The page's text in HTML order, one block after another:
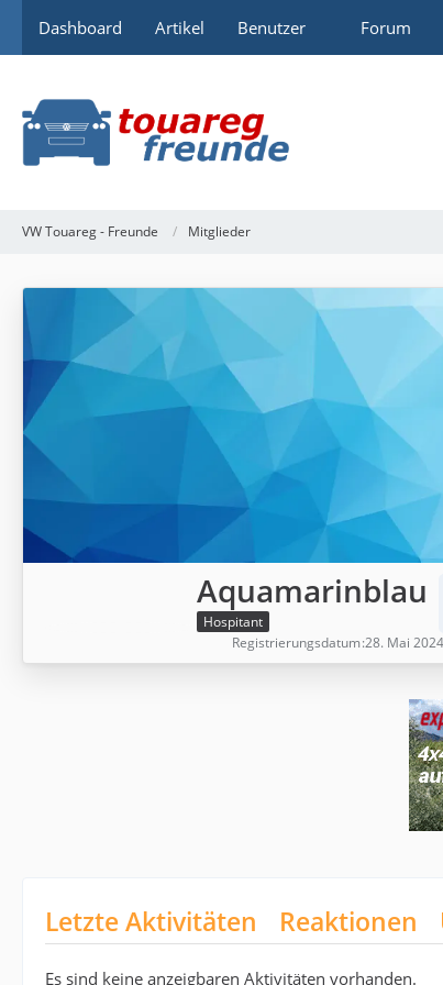
Dashboard Artikel Benutzer Forum
VW Touareg - Freunde Mitglieder
Aquamarinblau
Hospitant
Registrierungsdatum 28. Mai 2024
Letzte Aktivitäten Reaktionen
Es sind keine anzeigbaren Aktivitäten vorhanden.